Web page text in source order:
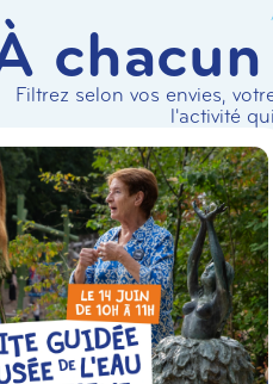
Filtrez selon vos envies,
l'activité